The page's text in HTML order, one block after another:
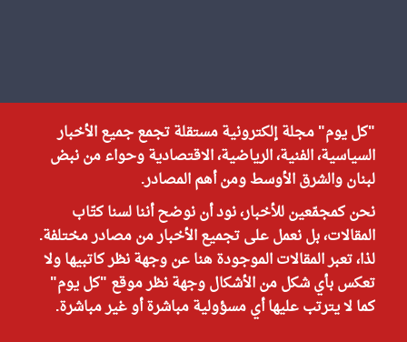
"كل يوم" مجلة إلكترونية مستقلة تجمع جميع الأخبار
السياسية، الفنية، الرياضية، الاقتصادية وحواء من نبض
لبنان والشرق الأوسط ومن أهم المصادر.
نحن كمجمّعين للأخبار، نود أن نوضح أننا لسنا كتّاب
المقالات، بل نعمل على تجميع الأخبار من مصادر مختلفة.
لذا، تعبر المقالات الموجودة هنا عن وجهة نظر كاتبيها ولا
تعكس بأي شكل من الأشكال وجهة نظر موقع "كل يوم"
كما لا يترتب عليها أي مسؤولية مباشرة أو غير مباشرة.